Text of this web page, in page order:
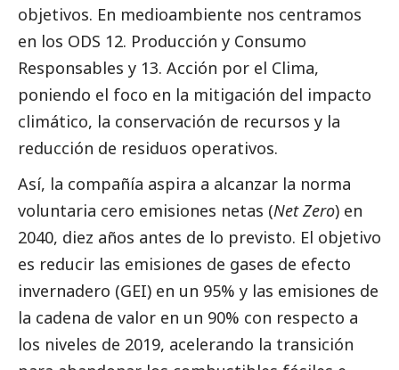
objetivos. En medioambiente nos centramos
en los ODS 12. Producción y Consumo
Responsables y 13. Acción por el Clima,
poniendo el foco en la mitigación del impacto
climático, la conservación de recursos y la
reducción de residuos operativos.
Así, la compañía aspira a alcanzar la norma
voluntaria cero emisiones netas (Net Zero) en
2040, diez años antes de lo previsto. El objetivo
es reducir las emisiones de gases de efecto
invernadero (GEI) en un 95% y las emisiones de
la cadena de valor en un 90% con respecto a
los niveles de 2019, acelerando la transición